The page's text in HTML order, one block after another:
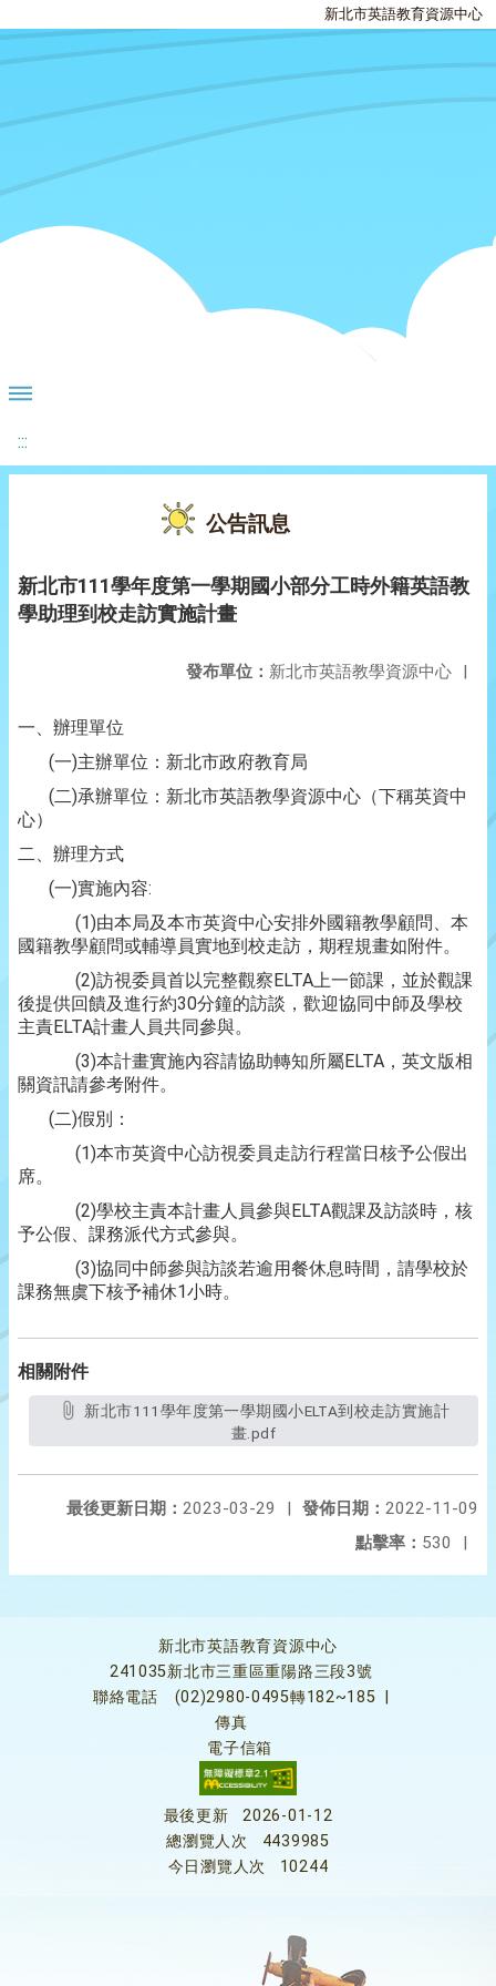
新北市英語教育資源中心
:::
公告訊息
新北市111學年度第一學期國小部分工時外籍英語教
學助理到校走訪實施計畫
發布單位： 新北市英語教學資源中心 |
一、辦理單位
(一)主辦單位：新北市政府教育局
(二)承辦單位：新北市英語教學資源中心（下稱英資中
心）
二、辦理方式
(一)實施內容:
(1)由本局及本市英資中心安排外國籍教學顧問、本
國籍教學顧問或輔導員實地到校走訪，期程規畫如附件。
(2)訪視委員首以完整觀察ELTA上一節課，並於觀課
後提供回饋及進行約30分鐘的訪談，歡迎協同中師及學校
主責ELTA計畫人員共同參與。
(3)本計畫實施內容請協助轉知所屬ELTA，英文版相
關資訊請參考附件。
(二)假別：
(1)本市英資中心訪視委員走訪行程當日核予公假出
席。
(2)學校主責本計畫人員參與ELTA觀課及訪談時，核
予公假、課務派代方式參與。
(3)協同中師參與訪談若逾用餐休息時間，請學校於
課務無虞下核予補休1小時。
相關附件
畫.pdf
發佈日期： 2022-11-09
最後更新日期： 2023-03-29
|
點擊率： 530 |
新北市英語教育資源中心
241035新北市三重區重陽路三段3號
聯絡電話
(02)2980-0495轉182~185
傳真
電子信箱
最後更新
2026-01-12
總瀏覽人次
4439985
今日瀏覽人次
10244